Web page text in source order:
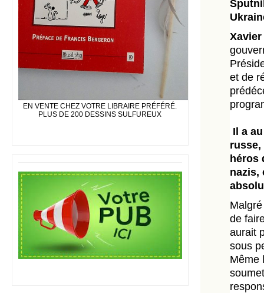
EN VENTE CHEZ VOTRE LIBRAIRE PRÉFÉRÉ.
PLUS DE 200 DESSINS SULFUREUX
et de
Il a
russe,
héros
nazis,
de
aurait
sous
Même